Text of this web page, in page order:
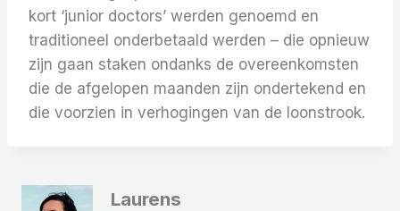
kort ‘junior doctors’ werden genoemd en
traditioneel onderbetaald werden – die opnieuw
zijn gaan staken ondanks de overeenkomsten
die de afgelopen maanden zijn ondertekend en
die voorzien in verhogingen van de loonstrook.
Laurens